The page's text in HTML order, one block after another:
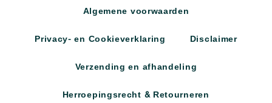
Algemene voorwaarden
Privacy- en Cookieverklaring
Disclaimer
Verzending en afhandeling
Herroepingsrecht & Retourneren